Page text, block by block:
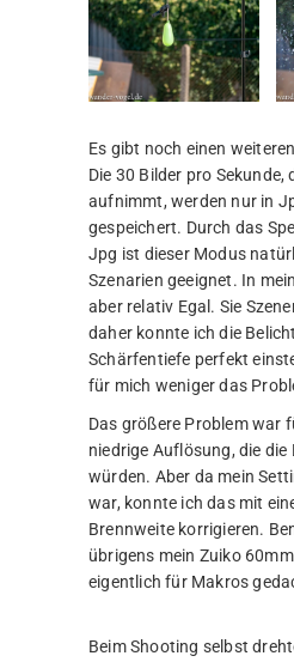
Es gibt noch einen
Die 30 Bilder pro Sekunde,
aufnimmt, werden nur in
gespeichert. Durch das
Jpg ist dieser Modus
Szenarien geeignet. In
aber relativ Egal. Sie
daher konnte ich die
Schärfentiefe perfekt
für mich weniger das
Das größere Problem war
niedrige Auflösung, die die
würden. Aber da mein
war, konnte ich das mit
Brennweite korrigieren.
übrigens mein Zuiko
eigentlich für Makros
Beim Shooting selbst